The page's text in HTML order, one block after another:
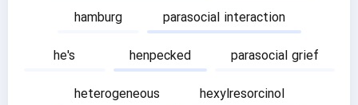
hamburg
parasocial interaction
he's
henpecked
parasocial grief
heterogeneous
hexylresorcinol